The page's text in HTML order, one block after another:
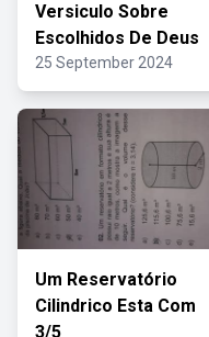
Versiculo Sobre
Escolhidos De Deus
25 September 2024
Um Reservatório
Cilindrico Esta Com
3/5